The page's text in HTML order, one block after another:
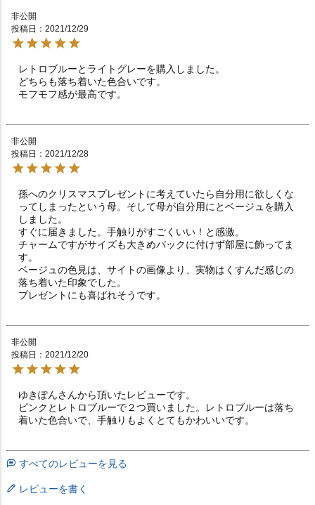
非公開
投稿日
2021/12/29
レトロブルーとライトグレーを購入しました。
どちらも落ち着いた色合いです。
モフモフ感が最高です。
非公開
投稿日
2021/12/28
孫へのクリスマスプレゼントに考えていたら自分用に欲しくな
ってしまったという母。そして母が自分用にとベージュを購入
しました。
すぐに届きました。手触りがすごくいい！と感激。
チャームですがサイズも大きめバックに付けず部屋に飾ってま
す。
ベージュの色見は、サイトの画像より、実物はくすんだ感じの
落ち着いた印象でした。
プレゼントにも喜ばれそうです。
非公開
投稿日
2021/12/20
ゆきぽんさんから頂いたレビューです。
ピンクとレトロブルーで２つ買いました。レトロブルーは落ち
着いた色合いで、手触りもよくとてもかわいいです。
すべてのレビューを見る
レビューを書く